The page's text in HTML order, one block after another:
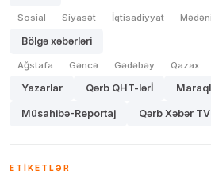
Sosial Siyasət İqtisadiyyat
Bölgə xəbərləri
Ağstafa Gəncə Gədəbəy Qazax
Yazarlar Qərb QHT-lərİ
Müsahibə-Reportaj Qərb Xəbər TV
ETIKETLƏR